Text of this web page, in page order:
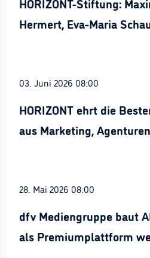
Hermert, Eva-Maria
03. Juni 2026 08:00
HORIZONT ehrt die
aus Marketing,
28. Mai 2026 08:00
dfv Mediengruppe baut
als Premiumplattform